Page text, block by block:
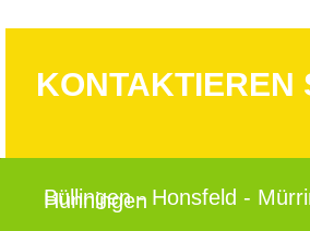
KONTAKTIEREN
Büllingen - Honsfeld -
Hünningen